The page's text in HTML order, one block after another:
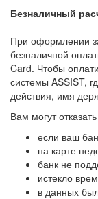
Безналичный
При оформлении
безналичной
Card. Чтобы
системы ASSIST,
действия, имя
Вам могут
если ваш
на карте
банк не
истекло
в данных